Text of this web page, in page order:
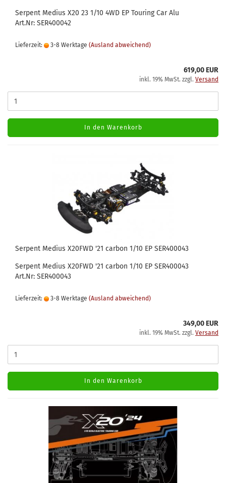
Serpent Medius X20 23 1/10 4WD EP Touring Car Alu
Art.Nr: SER400042
Lieferzeit: 3-8 Werktage (Ausland abweichend)
619,00 EUR
inkl. 19% MwSt. zzgl. Versand
In den Warenkorb
Serpent Medius X20FWD '21 carbon 1/10 EP SER400043
Serpent Medius X20FWD '21 carbon 1/10 EP SER400043
Art.Nr: SER400043
Lieferzeit: 3-8 Werktage (Ausland abweichend)
349,00 EUR
inkl. 19% MwSt. zzgl. Versand
In den Warenkorb